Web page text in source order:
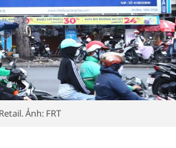
Ảnh: FRT